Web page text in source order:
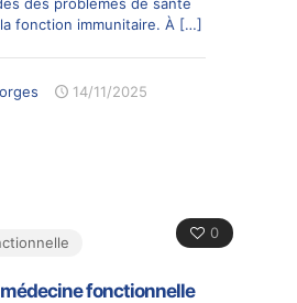
fonction immunitaire. À […]
14/11/2025
0
fonctionnelle